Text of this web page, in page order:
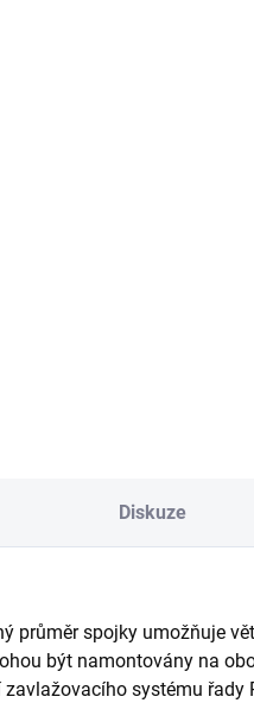
Diskuze
průměr spojky umožňuje
být namontovány na
systému řady